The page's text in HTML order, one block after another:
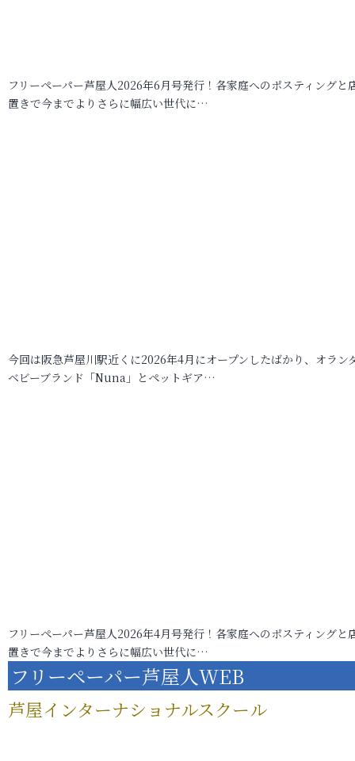
フリーペーパー芦屋人2026年6月号発行！各家庭へのポスティングと
置きで今までよりさらに幅広い世代に…
今回は阪急芦屋川駅近くに2026年4月にオープンしたばかり、オラン
ベビーブランド「Nuna」とペットギア…
フリーペーパー芦屋人2026年4月号発行！各家庭へのポスティングと
置きで今までよりさらに幅広い世代に…
フリーペーパー芦屋人WEB
芦屋インターナショナルスクール